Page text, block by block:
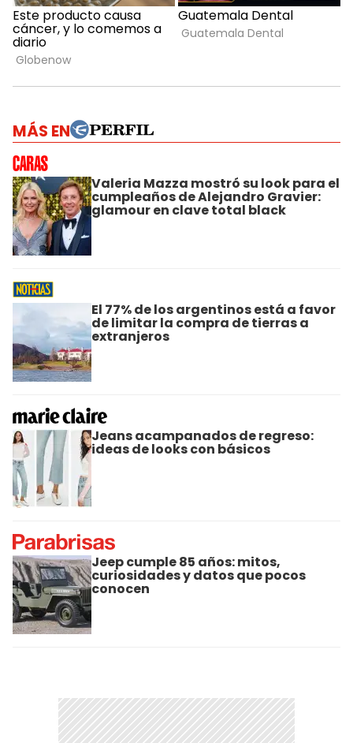
MÁS EN
Valeria Mazza mostró su look para el
cumpleaños de Alejandro Gravier:
glamour en clave total black
El 77% de los argentinos está a favor
de limitar la compra de tierras a
extranjeros
Jeans acampanados de regreso:
ideas de looks con básicos
Jeep cumple 85 años: mitos,
curiosidades y datos que pocos
conocen